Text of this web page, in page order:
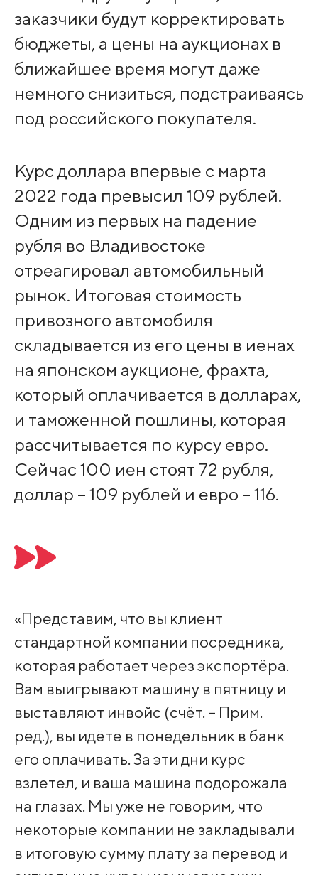
заказчики будут корректировать
бюджеты, а цены на аукционах в
ближайшее время могут даже
немного снизиться, подстраиваясь
под российского покупателя.
Курс доллара впервые с марта
2022 года превысил 109 рублей.
Одним из первых на падение
рубля во Владивостоке
отреагировал автомобильный
рынок. Итоговая стоимость
привозного автомобиля
складывается из его цены в иенах
на японском аукционе, фрахта,
который оплачивается в долларах,
и таможенной пошлины, которая
рассчитывается по курсу евро.
Сейчас 100 иен стоят 72 рубля,
доллар – 109 рублей и евро – 116.
«Представим, что вы клиент
стандартной компании посредника,
которая работает через экспортёра.
Вам выигрывают машину в пятницу и
выставляют инвойс (счёт. – Прим.
ред.), вы идёте в понедельник в банк
его оплачивать. За эти дни курс
взлетел, и ваша машина подорожала
на глазах. Мы уже не говорим, что
некоторые компании не закладывали
в итоговую сумму плату за перевод и